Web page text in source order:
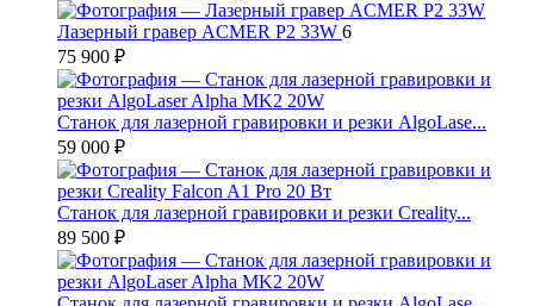
Лазерный гравер ACMER P2 33W 6
75 900 ₽
Станок для лазерной гравировки и резки AlgoLase...
59 000 ₽
Станок для лазерной гравировки и резки Creality...
89 500 ₽